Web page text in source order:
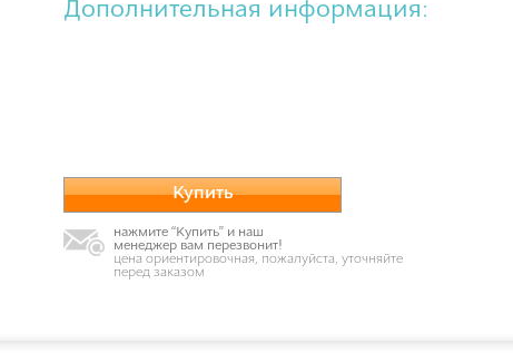
Дополнительная информация:
Купить
нажмите “Купить” и наш
менеджер вам перезвонит!
цена ориентировочная, пожалуйста, уточняйте
перед заказом